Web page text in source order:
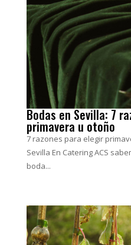
Bodas en Sevilla: 7
primavera u otoño
7 razones para elegir
Sevilla En Catering ACS
boda...